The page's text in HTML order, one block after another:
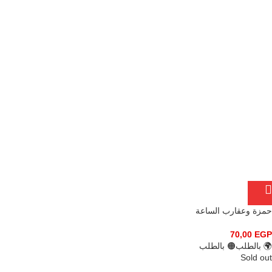
حمزة وعقارب الساعة
70,00 EGP
🌍 بالطلب🟠 بالطلب
Sold out